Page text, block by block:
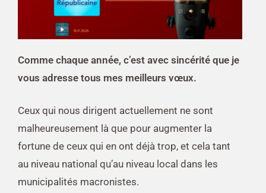
Comme chaque année, c’est avec sincérité que je
vous adresse tous mes meilleurs vœux.
Ceux qui nous dirigent actuellement ne sont
malheureusement là que pour augmenter la
fortune de ceux qui en ont déjà trop, et cela tant
au niveau national qu’au niveau local dans les
municipalités macronistes.